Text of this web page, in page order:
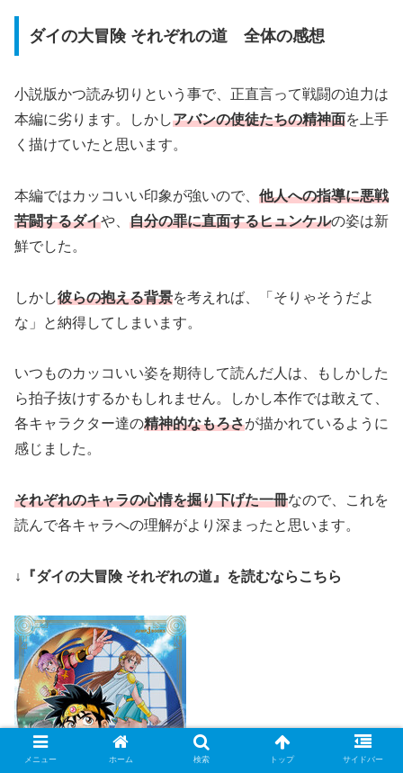
ダイの大冒険 それぞれの道 全体の感想
小説版かつ読み切りという事で、正直言って戦闘の迫力は
本編に劣ります。しかしアバンの使徒たちの精神面を上手
く描けていたと思います。
本編ではカッコいい印象が強いので、 他人への指導に悪戦
苦闘するダイや、 自分の罪に直面するヒュンケルの姿は新
鮮でした。
しかし彼らの抱える背景を考えれば、「そりゃそうだよ
な」と納得してしまいます。
いつものカッコいい姿を期待して読んだ人は、もしかした
ら拍子抜けするかもしれません。しかし本作では敢えて、
各キャラクター達の精神的なもろさが描かれているように
感じました。
それぞれのキャラの心情を掘り下げた一冊なので、これを
読んで各キャラへの理解がより深まったと思います。
↓『ダイの大冒険 それぞれの道』を読むならこちら
メニュー ホーム 検索 トップ サイドバー